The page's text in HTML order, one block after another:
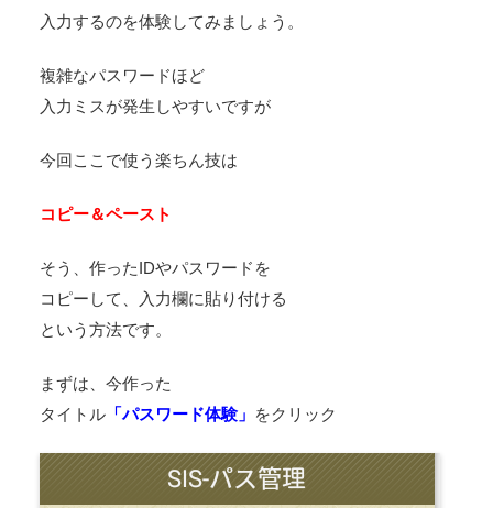
入力するのを体験してみましょう。
複雑なパスワードほど
入力ミスが発生しやすいですが
今回ここで使う楽ちん技は
コピー＆ペースト
そう、作ったIDやパスワードを
コピーして、入力欄に貼り付ける
という方法です。
まずは、今作った
タイトル 「パスワード体験」 をクリック